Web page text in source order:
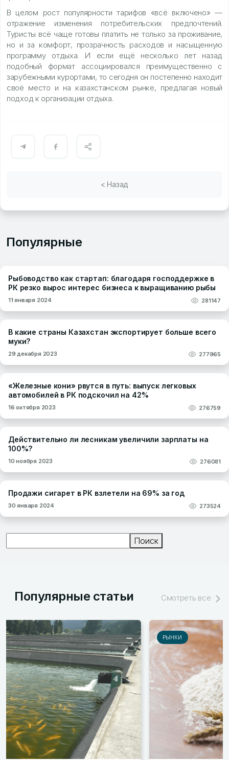
В целом рост популярности тарифов «всё включено» —
отражение изменения потребительских предпочтений.
Туристы всё чаще готовы платить не только за проживание,
но и за комфорт, прозрачность расходов и насыщенную
программу отдыха. И если ещё несколько лет назад
подобный формат ассоциировался преимущественно с
зарубежными курортами, то сегодня он постепенно находит
своё место и на казахстанском рынке, предлагая новый
подход к организации отдыха.
< Назад
Популярные
Рыбоводство как стартап: благодаря господдержке в
РК резко вырос интерес бизнеса к выращиванию рыбы
11 января 2024 281147
В какие страны Казахстан экспортирует больше всего
муки?
29 декабря 2023 277965
«Железные кони» рвутся в путь: выпуск легковых
автомобилей в РК подскочил на 42%
16 октября 2023 276759
Действительно ли лесникам увеличили зарплаты на
100%?
10 ноября 2023 276081
Продажи сигарет в РК взлетели на 69% за год
30 января 2024 273524
Поиск
Популярные статьи Смотреть все
РЫНКИ